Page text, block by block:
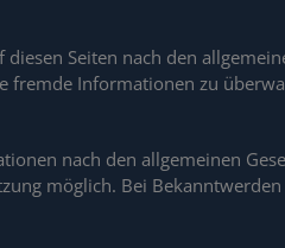
Seiten nach den
Informationen zu
nach den allgemeinen
möglich. Bei